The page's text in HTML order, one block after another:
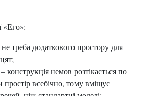
«Его»:
треба додаткового простору для
конструкція немов розтікається по
простір всебічно, тому вміщує